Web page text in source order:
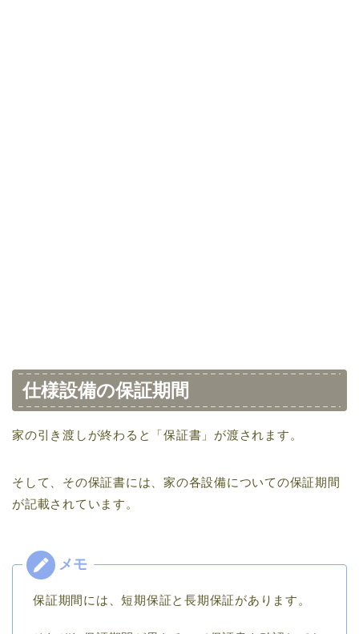
仕様設備の保証期間
家の引き渡しが終わると「保証書」が渡されます。
そして、その保証書には、家の各設備についての保証期間
が記載されています。
保証期間には、短期保証と長期保証があります。